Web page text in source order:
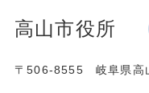
高山市役所
〒506-8555 岐阜県